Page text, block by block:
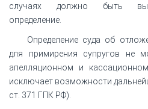
случаях должно быть
определение.
Определение суда об
для примирения супругов не
апелляционном и
исключает возможности
ст. 371 ГПК РФ).